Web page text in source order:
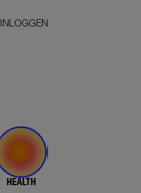
INLOGGEN
HEALTH